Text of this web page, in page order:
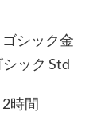
シック金
ック Std
時間